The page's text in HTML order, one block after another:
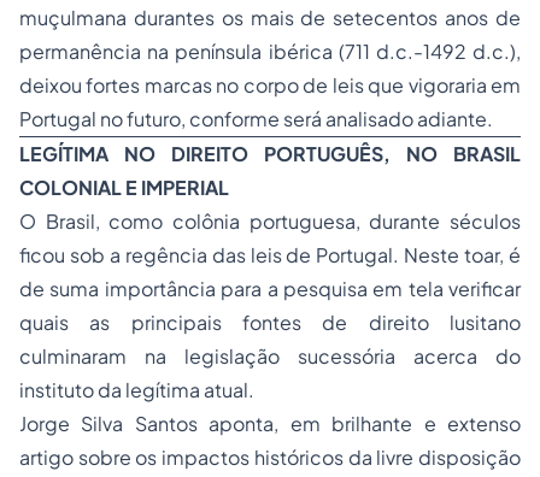
muçulmana durantes os mais de setecentos anos de
permanência na península ibérica (711 d.c.-1492 d.c.),
deixou fortes marcas no corpo de leis que vigoraria em
Portugal no futuro, conforme será analisado adiante.
LEGÍTIMA NO DIREITO PORTUGUÊS, NO BRASIL
COLONIAL E IMPERIAL
O Brasil, como colônia portuguesa, durante séculos
ficou sob a regência das leis de Portugal. Neste toar, é
de suma importância para a pesquisa em tela verificar
quais as principais fontes de direito lusitano
culminaram na legislação sucessória acerca do
instituto da legítima atual.
Jorge Silva Santos aponta, em brilhante e extenso
artigo sobre os impactos históricos da livre disposição